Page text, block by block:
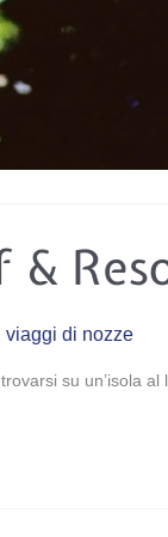
viaggi di nozze
su un’isola